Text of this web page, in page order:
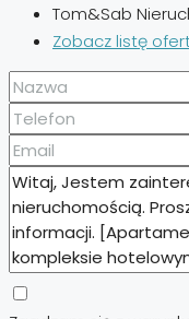
Tom&Sab
Zobacz listę